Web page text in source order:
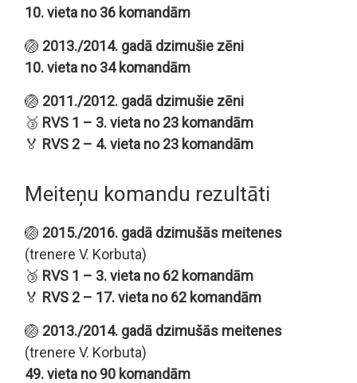
10. vieta no 36 komandām
🏐 2013./2014. gadā dzimušie zēni
10. vieta no 34 komandām
🏐 2011./2012. gadā dzimušie zēni
🥉 RVS 1 – 3. vieta no 23 komandām
🏅 RVS 2 – 4. vieta no 23 komandām
Meiteņu komandu rezultāti
🏐 2015./2016. gadā dzimušās meitenes
(trenere V. Korbuta)
🥉 RVS 1 – 3. vieta no 62 komandām
🏅 RVS 2 – 17. vieta no 62 komandām
🏐 2013./2014. gadā dzimušās meitenes
(trenere V. Korbuta)
49. vieta no 90 komandām